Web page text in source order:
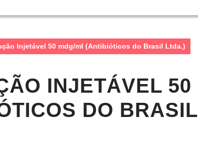
Injetável 50 mdg/ml (Antibióticos do Brasil Ltda.)
INJETÁVEL 50
DO BRASIL